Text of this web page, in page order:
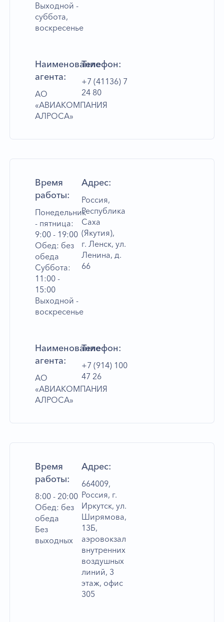
Выходной -
суббота,
воскресенье
Наименование
агента:
АО
«АВИАКОМПАНИЯ
АЛРОСА»
Телефон:
+7 (41136) 7
24 80
Время
работы:
Понедельник
- пятница:
9:00 - 19:00
Обед: без
обеда
Суббота:
11:00 -
15:00
Выходной -
воскресенье
Адрес:
Россия,
Республика
Саха
(Якутия),
г. Ленск, ул.
Ленина, д.
66
Наименование
агента:
АО
«АВИАКОМПАНИЯ
АЛРОСА»
Телефон:
+7 (914) 100
47 26
Время
работы:
8:00 - 20:00
Обед: без
обеда
Без
выходных
Адрес:
664009,
Россия, г.
Иркутск, ул.
Ширямова,
13Б,
аэровокзал
внутренних
воздушных
линий, 3
этаж, офис
305